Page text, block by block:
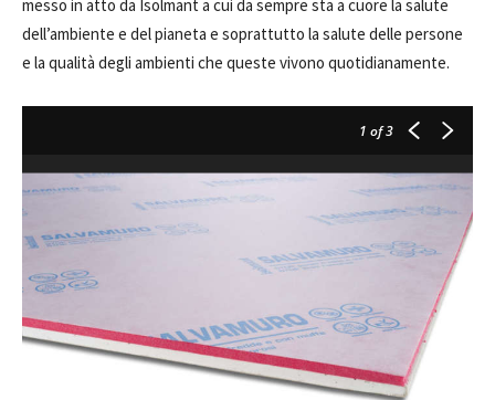
messo in atto da Isolmant a cui da sempre sta a cuore la salute
dell’ambiente e del pianeta e soprattutto la salute delle persone
e la qualità degli ambienti che queste vivono quotidianamente.
1 of 3